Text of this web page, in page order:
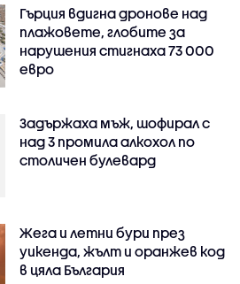
Гърция вдигна дронове над
плажовете, глобите за
нарушения стигнаха 73 000
евро
Задържаха мъж, шофирал с
над 3 промила алкохол по
столичен булевард
Жега и летни бури през
уикенда, жълт и оранжев код
в цяла България